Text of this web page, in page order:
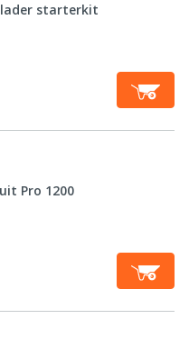
lader starterkit
Pro 1200